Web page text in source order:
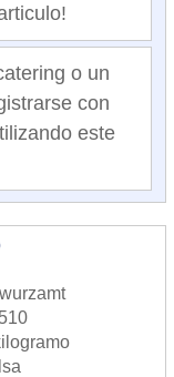
o un
con
este